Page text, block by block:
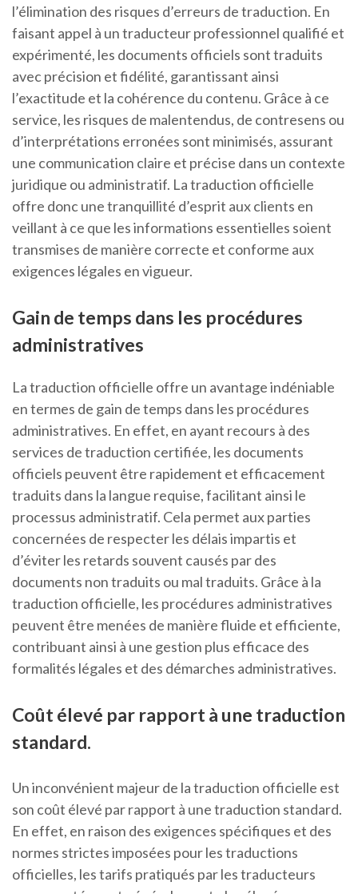
l’élimination des risques d’erreurs de traduction. En
faisant appel à un traducteur professionnel qualifié et
expérimenté, les documents officiels sont traduits
avec précision et fidélité, garantissant ainsi
l’exactitude et la cohérence du contenu. Grâce à ce
service, les risques de malentendus, de contresens ou
d’interprétations erronées sont minimisés, assurant
une communication claire et précise dans un contexte
juridique ou administratif. La traduction officielle
offre donc une tranquillité d’esprit aux clients en
veillant à ce que les informations essentielles soient
transmises de manière correcte et conforme aux
exigences légales en vigueur.
Gain de temps dans les procédures
administratives
La traduction officielle offre un avantage indéniable
en termes de gain de temps dans les procédures
administratives. En effet, en ayant recours à des
services de traduction certifiée, les documents
officiels peuvent être rapidement et efficacement
traduits dans la langue requise, facilitant ainsi le
processus administratif. Cela permet aux parties
concernées de respecter les délais impartis et
d’éviter les retards souvent causés par des
documents non traduits ou mal traduits. Grâce à la
traduction officielle, les procédures administratives
peuvent être menées de manière fluide et efficiente,
contribuant ainsi à une gestion plus efficace des
formalités légales et des démarches administratives.
Coût élevé par rapport à une traduction
standard.
Un inconvénient majeur de la traduction officielle est
son coût élevé par rapport à une traduction standard.
En effet, en raison des exigences spécifiques et des
normes strictes imposées pour les traductions
officielles, les tarifs pratiqués par les traducteurs